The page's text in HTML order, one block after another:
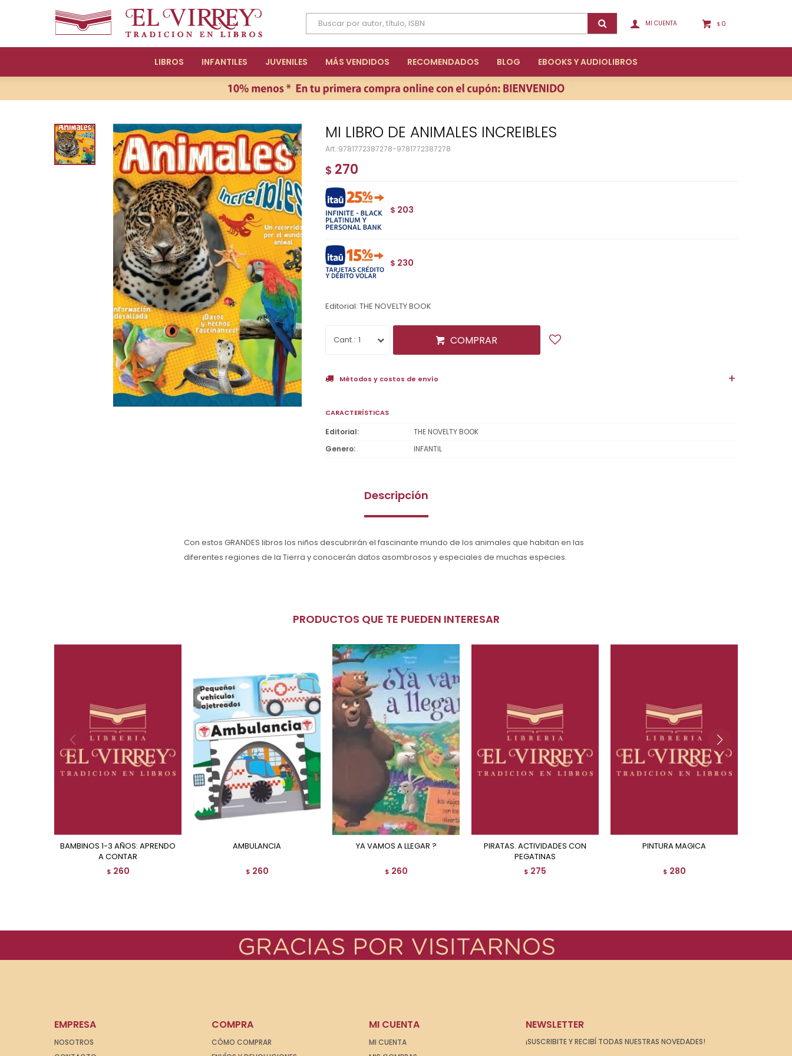
LIBROS INFANTILES JUVENILES MÁS VENDIDOS RECOMENDADOS BLOG EBOOKS Y AUDIOLIBROS
$ 0
MI LIBRO DE ANIMALES INCREIBLES
9781772387278-9781772387278
$ 270
$ 203
$ 230
Editorial: THE NOVELTY BOOK
1 COMPRAR
Métodos y costos de envío
CARACTERÍSTICAS
Editorial
THE NOVELTY BOOK
Genero
INFANTIL
Descripción
Con estos GRANDES libros los niños descubrirán el fascinante mundo de los animales que habitan en las
diferentes regiones de la Tierra y conocerán datos asombrosos y especiales de muchas especies.
PRODUCTOS QUE TE PUEDEN INTERESAR
BAMBINOS 1-3 AÑOS: APRENDO
A CONTAR
$ 260
AMBULANCIA
$ 260
YA VAMOS A LLEGAR ?
$ 260
PIRATAS. ACTIVIDADES CON
PEGATINAS
$ 275
PINTURA MAGICA
$ 280
EMPRESA
NOSOTROS
COMPRA
CÓMO COMPRAR
MI CUENTA
MI CUENTA
NEWSLETTER
¡SUSCRIBITE Y RECIBÍ TODAS NUESTRAS NOVEDADES!